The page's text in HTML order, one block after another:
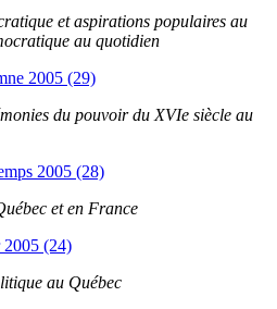
et aspirations populaires au
au quotidien
2005 (29)
du pouvoir du XVIe siècle au
2005 (28)
et en France
2005 (24)
au Québec